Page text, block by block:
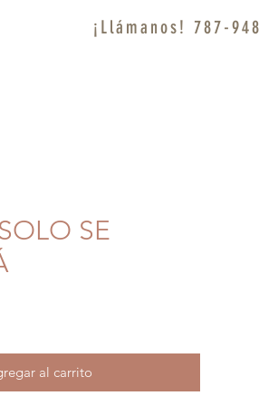
¡Llámanos! 787-
SE
al carrito